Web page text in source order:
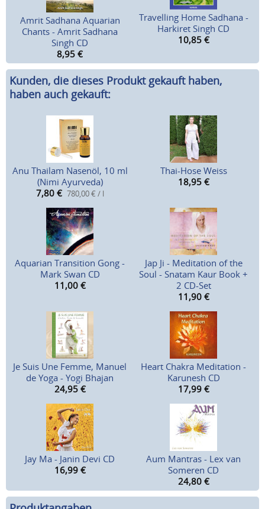
Amrit Sadhana Aquarian
Chants - Amrit Sadhana
Singh CD
8,95 €
Travelling Home Sadhana -
Harkiret Singh CD
10,85 €
Kunden, die dieses Produkt gekauft haben,
haben auch gekauft:
Anu Thailam Nasenöl, 10 ml
(Nimi Ayurveda)
7,80 € 780,00 € / l
Thai-Hose Weiss
18,95 €
Aquarian Transition Gong -
Mark Swan CD
11,00 €
Jap Ji - Meditation of the
Soul - Snatam Kaur Book +
2 CD-Set
11,90 €
Je Suis Une Femme, Manuel
de Yoga - Yogi Bhajan
24,95 €
Heart Chakra Meditation -
Karunesh CD
17,99 €
Jay Ma - Janin Devi CD
16,99 €
Aum Mantras - Lex van
Someren CD
24,80 €